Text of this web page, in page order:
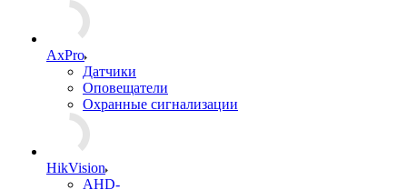
AxPro
Датчики
Оповещатели
Охранные сигнализации
HikVision
AHD-